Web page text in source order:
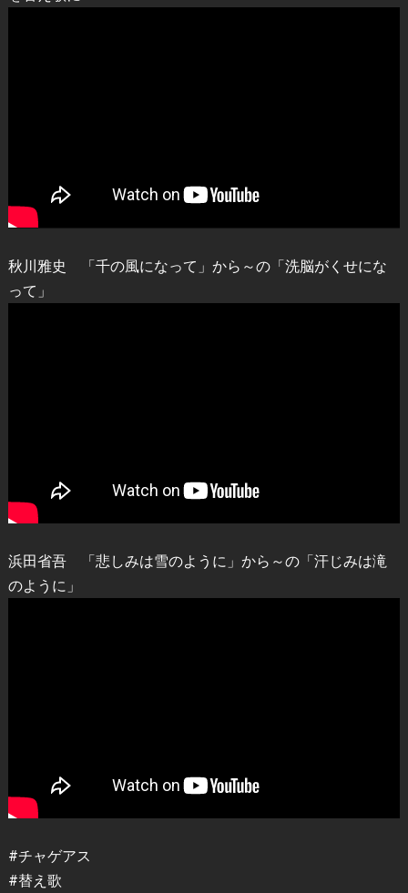
秋川雅史 「千の風になって」から～の「洗脳がくせにな
って」
浜田省吾 「悲しみは雪のように」から～の「汗じみは滝
のように」
#チャゲアス
#替え歌